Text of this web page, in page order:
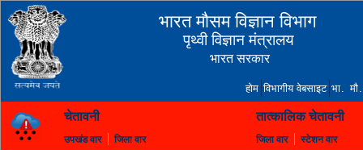
भारत मौसम विज्ञान विभाग
पृथ्वी विज्ञान मंत्रालय
भारत सरकार
होम विभागीय वेबसाइट भा.
चेतावनी
उपखंड वार जिला वार
तात्कालिक चेतावनी
जिला वार स्टेशन वार